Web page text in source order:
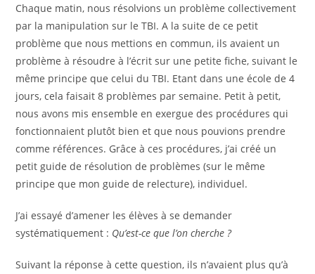
Chaque matin, nous résolvions un problème collectivement
par la manipulation sur le TBI. A la suite de ce petit
problème que nous mettions en commun, ils avaient un
problème à résoudre à l’écrit sur une petite fiche, suivant le
même principe que celui du TBI. Etant dans une école de 4
jours, cela faisait 8 problèmes par semaine. Petit à petit,
nous avons mis ensemble en exergue des procédures qui
fonctionnaient plutôt bien et que nous pouvions prendre
comme références. Grâce à ces procédures, j’ai créé un
petit guide de résolution de problèmes (sur le même
principe que mon guide de relecture), individuel.
J’ai essayé d’amener les élèves à se demander
systématiquement : Qu’est-ce que l’on cherche ?
Suivant la réponse à cette question, ils n’avaient plus qu’à